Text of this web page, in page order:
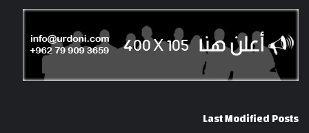
Last Modified Posts